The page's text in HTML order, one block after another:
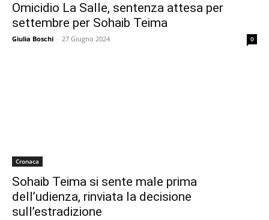
Omicidio La Salle, sentenza attesa per
settembre per Sohaib Teima
Giulia Boschi - 27 Giugno 2024 0
Cronaca
Sohaib Teima si sente male prima
dell’udienza, rinviata la decisione
sull’estradizione